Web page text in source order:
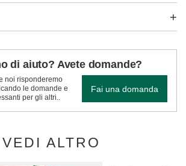
di aiuto? Avete domande?
noi risponderemo
le domande e
per gli altri..
Fai una domanda
VEDI ALTRO